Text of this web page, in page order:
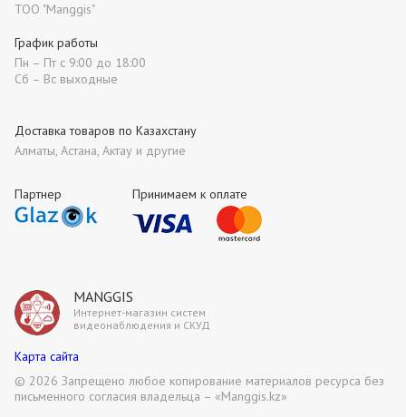
MANGGIS
Интернет-магазин систем
видеонаблюдения и СКУД
Партнер Принимаем к оплате
ТОО "Manggis"
Доставка товаров по Казахстану
Алматы, Астана, Актау и другие
График работы
Пн – Пт с 9:00 до 18:00
Сб – Вс выходные
Карта сайта
© 2026 Запрещено любое копирование материалов ресурса без
письменного согласия владельца – «Manggis.kz»